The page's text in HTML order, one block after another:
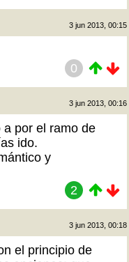
3 jun 2013, 00:15
0
3 jun 2013, 00:16
a por el ramo de
ido.
y
2
3 jun 2013, 00:18
el principio de